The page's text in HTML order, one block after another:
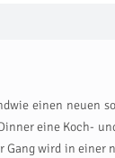
einen neuen
eine Koch-
wird in